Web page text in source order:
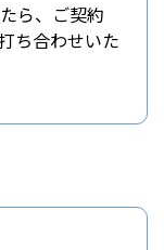
ら、ご契約
ち合わせいた